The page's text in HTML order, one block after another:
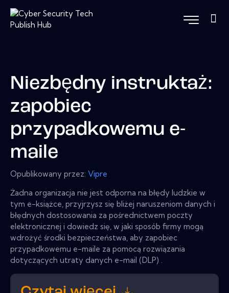
Niezbędny instruktaż:
zapobiec
przypadkowemu e-
maile
Opublikowany przez: Vipre
Żadna organizacja nie jest odporna na błędy ludzkie w
tym e-książce, przyjrzysz się bliżej naruszeniom danych i
błędnych dostosowania za pośrednictwem poczty
elektronicznej i dowiedz się, w jaki sposób firmy mogą
wdrożyć środki bezpieczeństwa, aby zapobiec
przypadkowemu e-maile za pomocą rozwiązania
dotyczących utraty danych e-mail (DLP) .